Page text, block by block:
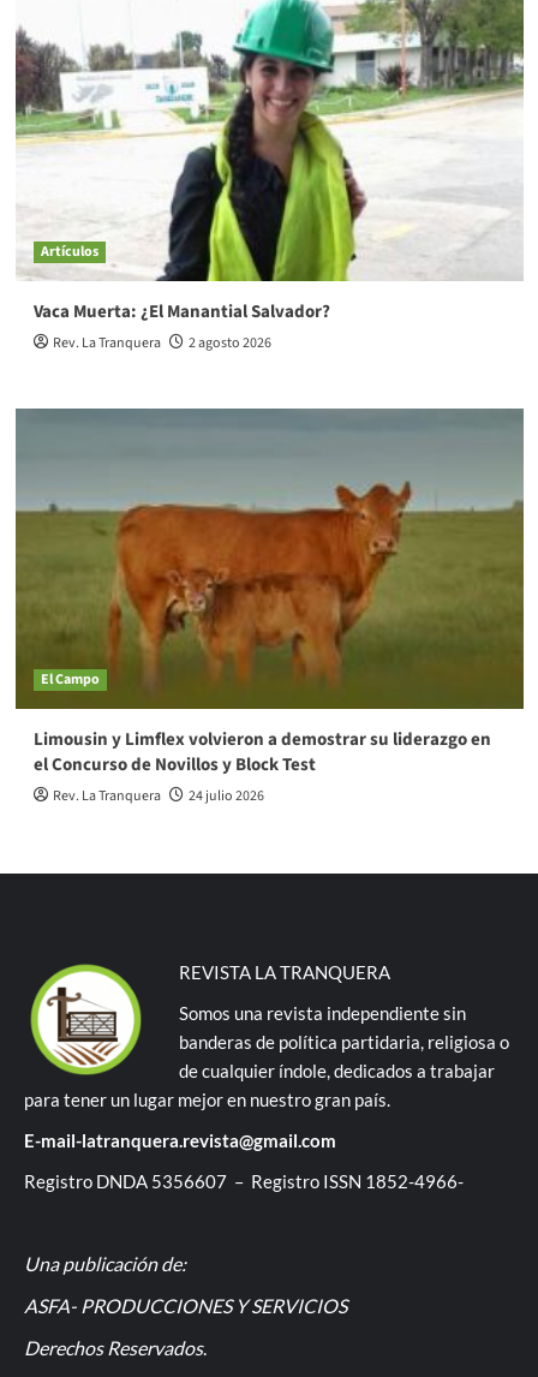
Artículos
Vaca Muerta: ¿El Manantial Salvador?
Rev. La Tranquera 2 agosto 2026
El Campo
Limousin y Limflex volvieron a demostrar su liderazgo en
el Concurso de Novillos y Block Test
Rev. La Tranquera 24 julio 2026
REVISTA LA TRANQUERA
Somos una revista independiente sin
banderas de política partidaria, religiosa o
de cualquier índole, dedicados a trabajar
para tener un lugar mejor en nuestro gran país.
E-mail-latranquera.revista@gmail.com
Registro DNDA 5356607 – Registro ISSN 1852-4966-
Una publicación de:
ASFA- PRODUCCIONES Y SERVICIOS
Derechos Reservados.